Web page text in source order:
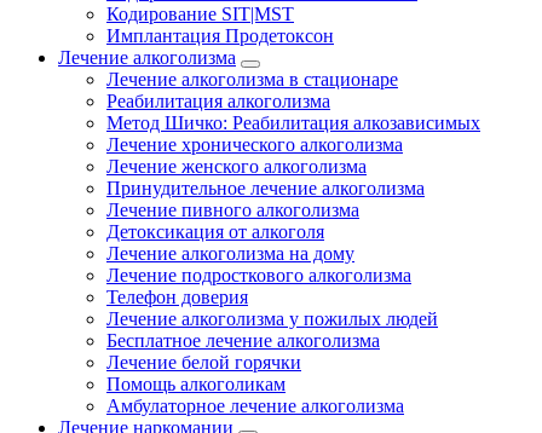
Кодирование SIT|MST
Имплантация Продетоксон
Лечение алкоголизма
Лечение алкоголизма в стационаре
Реабилитация алкоголизма
Метод Шичко: Реабилитация алкозависимых
Лечение хронического алкоголизма
Лечение женского алкоголизма
Принудительное лечение алкоголизма
Лечение пивного алкоголизма
Детоксикация от алкоголя
Лечение алкоголизма на дому
Лечение подросткового алкоголизма
Телефон доверия
Лечение алкоголизма у пожилых людей
Бесплатное лечение алкоголизма
Лечение белой горячки
Помощь алкоголикам
Амбулаторное лечение алкоголизма
Лечение наркомании